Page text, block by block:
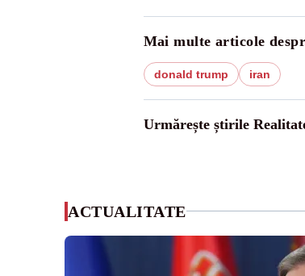
Mai multe articole
donald trump iran
Urmărește știrile
ACTUALITATE